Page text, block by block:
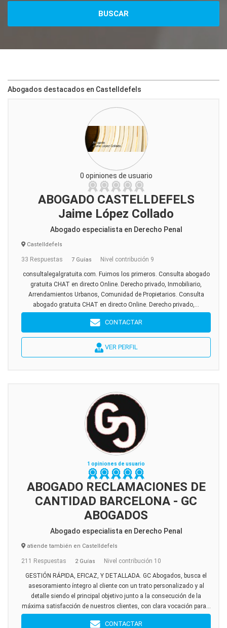
Abogados destacados en Castelldefels
0 opiniones de usuario
ABOGADO CASTELLDEFELS
Jaime López Collado
Abogado especialista en Derecho Penal
Castelldefels
33 Respuestas 7 Guías Nivel contribución 9
consultalegalgratuita.com. Fuimos los primeros. Consulta abogado
gratuita CHAT en directo Online. Derecho privado, Inmobiliario,
Arrendamientos Urbanos, Comunidad de Propietarios. Consulta
abogado gratuita CHAT en directo Online. Derecho privado,...
CONTACTAR
VER PERFIL
1 opiniones de usuario
ABOGADO RECLAMACIONES DE
CANTIDAD BARCELONA - GC
ABOGADOS
Abogado especialista en Derecho Penal
atiende también en Castelldefels
211 Respuestas 2 Guías Nivel contribución 10
GESTIÓN RÁPIDA, EFICAZ, Y DETALLADA. GC Abogados, busca el
asesoramiento íntegro al cliente con un trato personalizado y al
detalle siendo el principal objetivo junto a la consecución de la
máxima satisfacción de nuestros clientes, con clara vocación para...
CONTACTAR